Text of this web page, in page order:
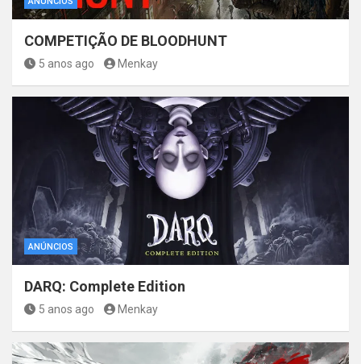
COMPETIÇÃO DE BLOODHUNT
5 anos ago Menkay
ANÚNCIOS
DARQ: Complete Edition
5 anos ago Menkay